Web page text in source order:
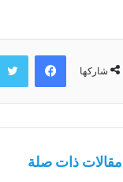
شاركها
فيسبوك
مقالات ذات صلة